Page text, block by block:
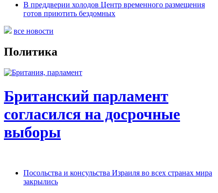
В преддверии холодов Центр временного размещения
готов приютить бездомных
все новости
Политика
Британский парламент
согласился на досрочные
выборы
Посольства и консульства Израиля во всех странах мира
закрылись